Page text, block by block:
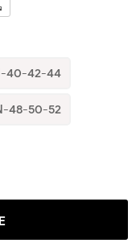
40-42-44
48-50-52